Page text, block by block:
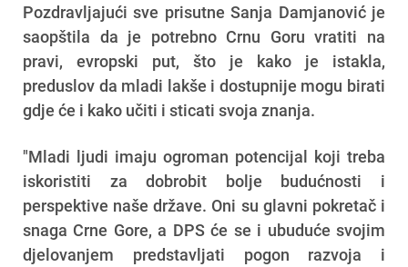
Pozdravljajući sve prisutne Sanja Damjanović je
saopštila da je potrebno Crnu Goru vratiti na
pravi, evropski put, što je kako je istakla,
preduslov da mladi lakše i dostupnije mogu birati
gdje će i kako učiti i sticati svoja znanja.
"Mladi ljudi imaju ogroman potencijal koji treba
iskoristiti za dobrobit bolje budućnosti i
perspektive naše države. Oni su glavni pokretač i
snaga Crne Gore, a DPS će se i ubuduće svojim
djelovanjem predstavljati pogon razvoja i